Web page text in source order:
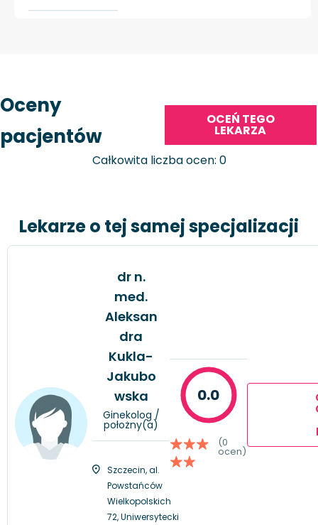
Oceny
pacjentów
OCEŃ TEGO
LEKARZA
Całkowita liczba ocen: 0
Lekarze o tej samej specjalizacji
dr n.
med.
Aleksan
dra
Kukla-
Jakubo
wska
Ginekolog /
położny(a)
Szczecin, al.
Powstańców
Wielkopolskich
72, Uniwersytecki
0.0
(0
ocen)